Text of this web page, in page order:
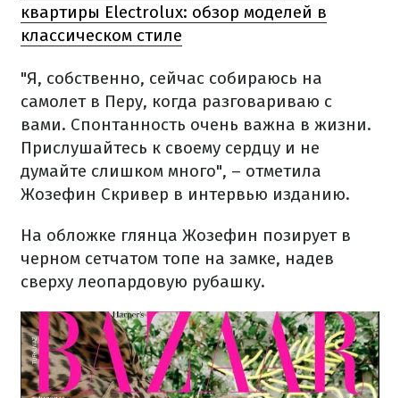
квартиры Electrolux: обзор моделей в
классическом стиле
"Я, собственно, сейчас собираюсь на
самолет в Перу, когда разговариваю с
вами. Спонтанность очень важна в жизни.
Прислушайтесь к своему сердцу и не
думайте слишком много", – отметила
Жозефин Скривер в интервью изданию.
На обложке глянца Жозефин позирует в
черном сетчатом топе на замке, надев
сверху леопардовую рубашку.